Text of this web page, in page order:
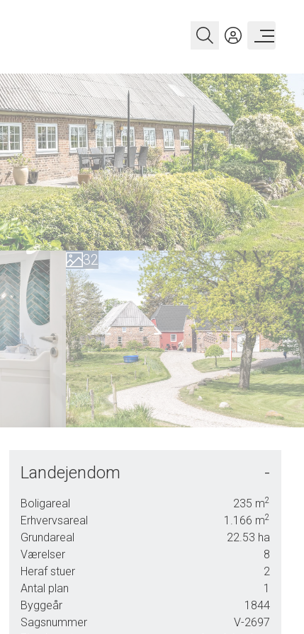
0
1
2
3
4
5
6
7
8
9
0
1
2
4
5
6
7
8
9
Landejendom -
Boligareal 235 m2
Erhvervsareal 1.166 m2
Grundareal 22.53 ha
Værelser
8
Heraf stuer
2
Antal plan
1
Byggeår
1844
Sagsnummer
V-2697